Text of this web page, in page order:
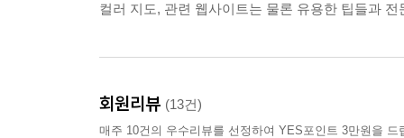
컬러 지도, 관련 웹사이트는 물론 유용한 팁들과
회원리뷰 (13건)
매주 10건의 우수리뷰를 선정하여 YES포인트 3만원을 드